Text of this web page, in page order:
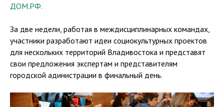
ДОМ.РФ.
За две недели, работая в междисциплинарных командах,
участники разработают идеи социокультурных проектов
для нескольких территорий Владивостока и представят
свои предложения экспертам и представителям
городской адинистрации в финальный день.